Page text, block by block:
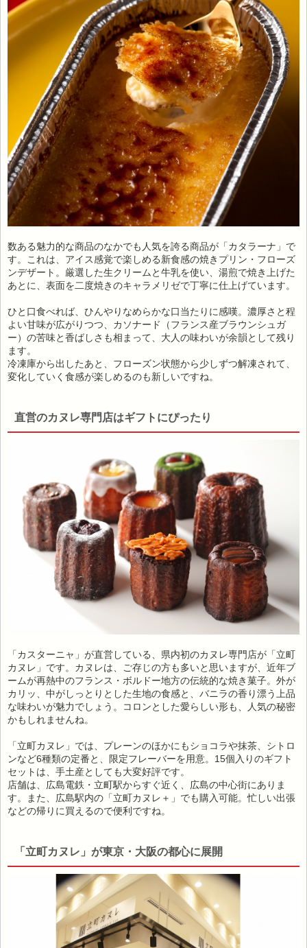
数ある魅力的な商品のなかでも人気を誇る商品が「カタラーナ」で
す。これは、アイス感覚で楽しめる新食感の焼きプリン・フローズ
ンデザート。厳選した生クリームと牛乳を使い、湯煎で焼き上げた
あとに、表面を二度焼きのキャラメリゼで丁寧に仕上げています。
ひと口食べれば、ひんやりなめらかな口当たりに感嘆。濃厚さと程
よい甘味が広がりつつ、カソナード（フランス産ブラウンシュガ
ー）の苦味と香ばしさも相まって、大人の味わいが余韻として残り
ます。
冷凍庫から出したあと、フローズン状態から少しずつ解凍されて、
変化していく食感が楽しめるのも新しいですね。
直営のカヌレ専門店はギフトにぴったり
「カスターニャ」が直営している、県内初のカヌレ専門店が「立町
カヌレ」です。カヌレは、ご存じの方も多いと思いますが、近年ブ
ームが再熱中のフランス・ボルドー地方の伝統的な焼き菓子。外が
カリッ、中がしっとりとした生地の食感と、バニラの香り漂う上品
な味わいが魅力でしょう。コロンとした愛らしい形も、人気の秘密
かもしれませんね。
「立町カヌレ」では、プレーンのほかにもショコラや抹茶、シトロ
ンなど6種類の定番と、限定フレーバーを用意。15個入りのギフト
セットは、手土産としても大変好評です。
店舗は、広島電鉄・立町駅からすぐ近く、広島の中心街にありま
す。また、広島駅内の「立町カヌレ＋」でも購入可能。忙しい出張
などの帰りに買えるので便利ですね。
「立町カヌレ」が東京・大阪の都心に展開